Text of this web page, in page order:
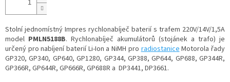
Stolní jednomístný Impres rychlonabíječ baterií s trafem 220V/14V/1,5A
model PMLN5188B. Rychlonabíječ akumulátorů (stojánek a trafo) je
určený pro nabíjení baterií Li-Ion a NiMH proradiostaniceMotorola řady
GP320, GP340, GP640, GP1280, GP344, GP388, GP644, GP688, GP344R,
GP366R, GP644R, GP666R, GP688R a DP3441, DP3661.